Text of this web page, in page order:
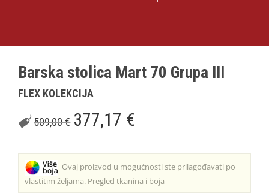
Barska stolica Mart 70 Grupa III
FLEX KOLEKCIJA
509,00€ 377,17 €
Ovaj proizvod u mogućnosti ste prilagođavati po
vlastitim željama. Pregled tkanina i boja